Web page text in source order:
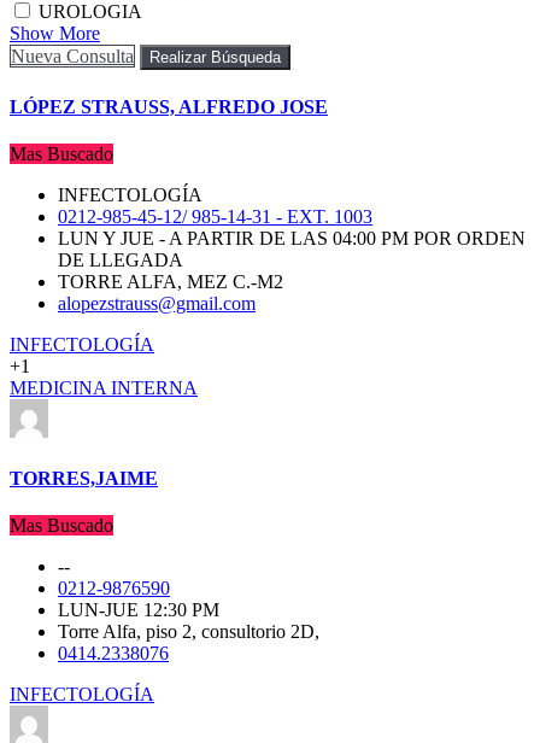
UROLOGIA
Show More
Nueva Consulta
Realizar Búsqueda
LÓPEZ STRAUSS, ALFREDO JOSE
Mas Buscado
INFECTOLOGÍA
0212-985-45-12/ 985-14-31 - EXT. 1003
LUN Y JUE - A PARTIR DE LAS 04:00 PM POR ORDEN
DE LLEGADA
TORRE ALFA, MEZ C.-M2
alopezstrauss@gmail.com
INFECTOLOGÍA
+1
MEDICINA INTERNA
TORRES,JAIME
Mas Buscado
--
0212-9876590
LUN-JUE 12:30 PM
Torre Alfa, piso 2, consultorio 2D,
0414.2338076
INFECTOLOGÍA